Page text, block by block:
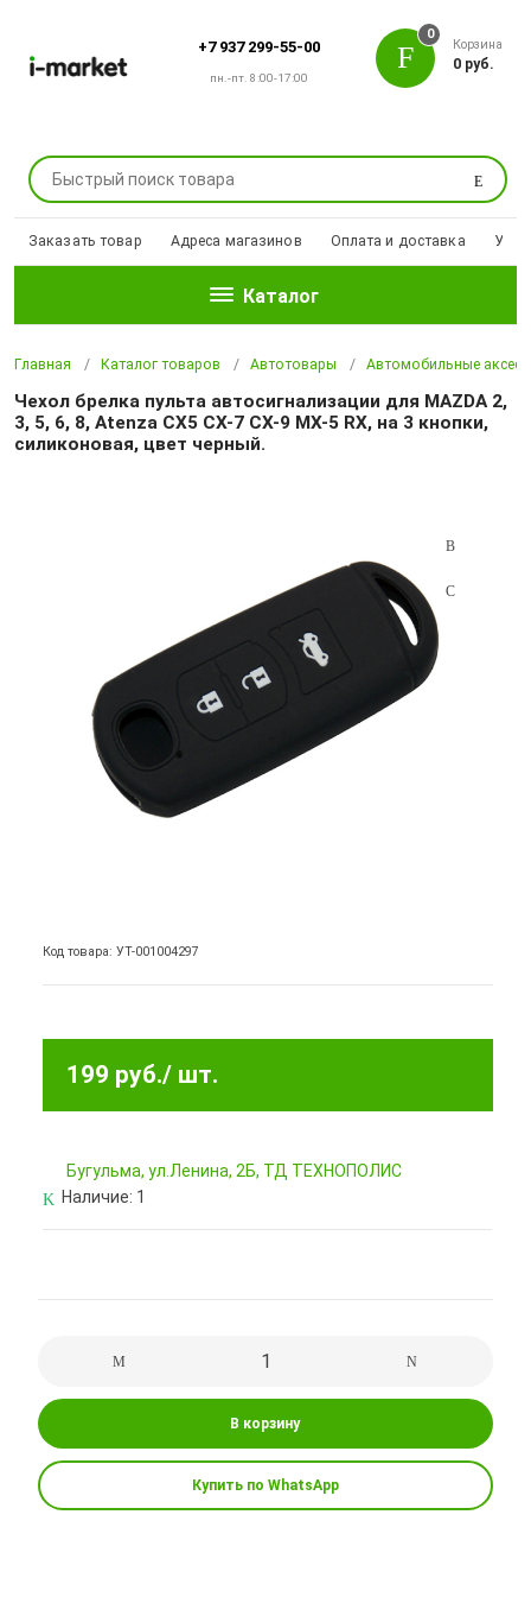
+7 937 299-55-00
пн.-пт. 8:00-17:00
Поиск
0
Корзина
0 руб.
Заказать товар Адреса магазинов Оплата и доставка
Каталог
Главная Каталог товаров Автотовары Автомобильные
Чехол брелка пульта автосигнализации для MAZDA 2,
3, 5, 6, 8, Atenza CX5 CX-7 CX-9 MX-5 RX, на 3 кнопки,
силиконовая, цвет черный.
Код товара: УТ-001004297
199 руб./ шт.
Бугульма, ул.Ленина, 2Б, ТД ТЕХНОПОЛИС
Наличие: 1
В корзину
Купить по WhatsApp